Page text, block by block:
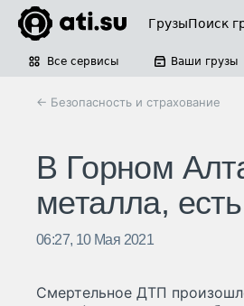
ГрузыПоиск
Все сервисы Ваши грузы
← Безопасность и страхование
В Горном
металла,
06:27, 10 Мая 2021
Смертельное ДТП